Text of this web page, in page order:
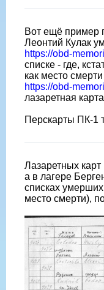
Вот ещë пример
Леонтий Кулак
https://obd-
списке - где,
как место смерти
https://obd-
лазаретная карта
Перскарты ПК-1
Лазаретных карт
а в лагере
списках умерших
место смерти),